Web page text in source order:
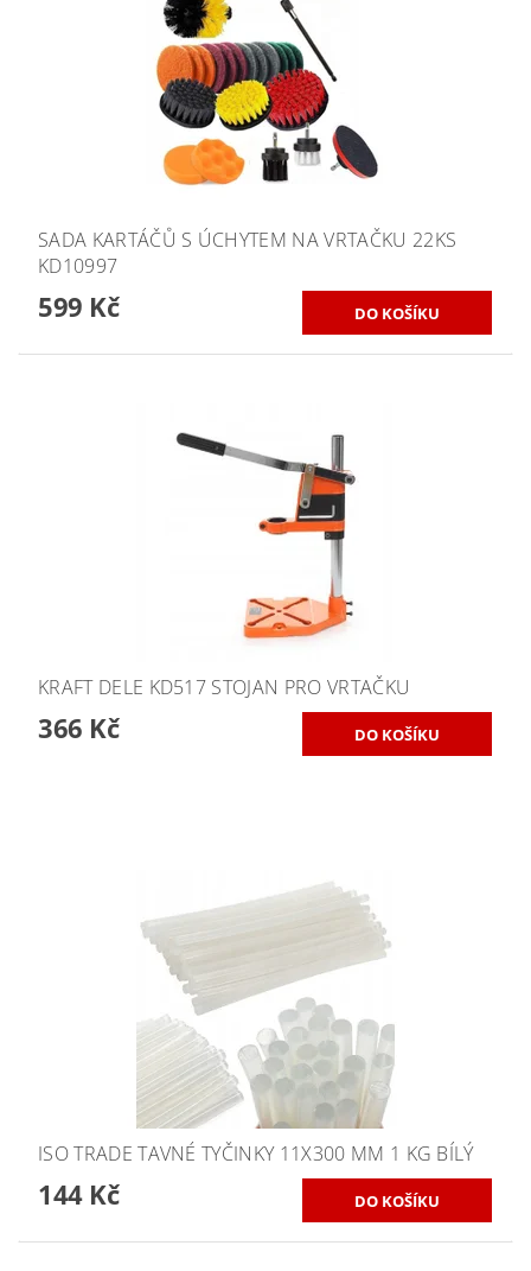
SADA KARTÁČŮ S ÚCHYTEM NA VRTAČKU 22KS
KD10997
599 Kč
KRAFT DELE KD517 STOJAN PRO VRTAČKU
366 Kč
ISO TRADE TAVNÉ TYČINKY 11X300 MM 1 KG BÍLÝ
144 Kč